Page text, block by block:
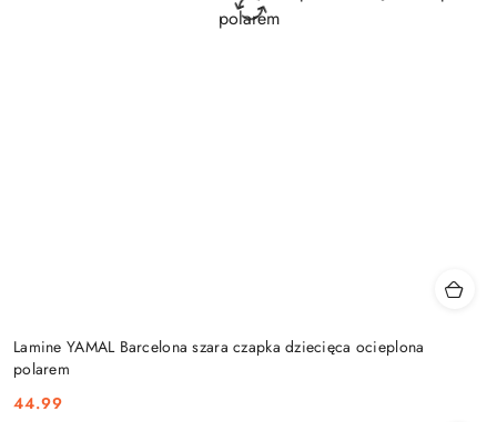
Lamine YAMAL Barcelona szara czapka dziecięca ocieplona
polarem
Cena:
44.99